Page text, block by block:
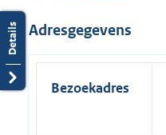
Adresgegevens
Bezoekadres